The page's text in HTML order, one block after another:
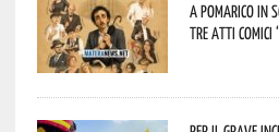
A Pomarico in
tre atti comici